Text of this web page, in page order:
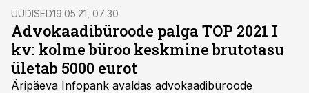
konkurendid nii käibe kui töötajate arvu poolest
kaugele seljataha.
UUDISED19.05.21, 07:30
Advokaadibüroode palga TOP 2021 I
kv: kolme büroo keskmine brutotasu
ületab 5000 eurot
Äripäeva Infopank avaldas advokaadibüroode